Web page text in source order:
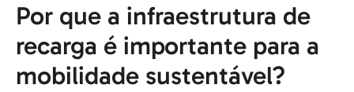
Por que a infraestrutura de
recarga é importante para a
mobilidade sustentável?